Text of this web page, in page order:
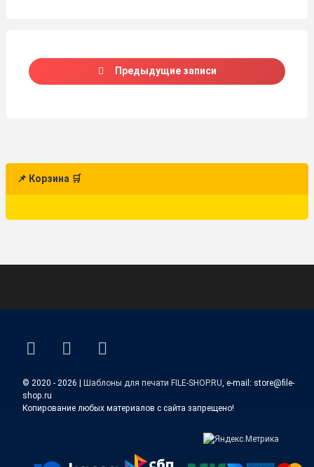
Навигация
по
Предыдущие записи
📌 Корзина 🛒
ВКонтакте
YouTube
E-mail
© 2020 - 2026 | Шаблоны для печати FILE-SHOP.RU , e-mail: store@file-
shop.ru
Копирование любых материалов с сайта запрещено!